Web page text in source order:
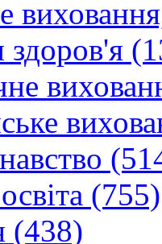
(755)
(438)